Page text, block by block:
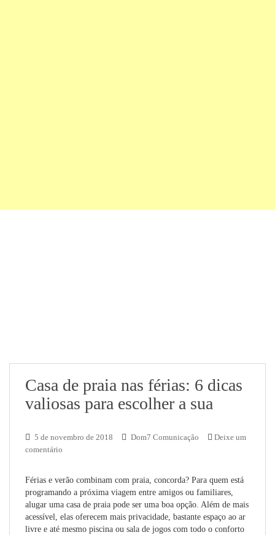
Casa de praia nas férias: 6 dicas
valiosas para escolher a sua
5 de novembro de 2018 Dom7 Comunicação
Deixe um
comentário
Férias e verão combinam com praia, concorda? Para quem está
programando a próxima viagem entre amigos ou familiares,
alugar uma casa de praia pode ser uma boa opção. Além de mais
acessível, elas oferecem mais privacidade, bastante espaço ao ar
livre e até mesmo piscina ou sala de jogos com todo o conforto